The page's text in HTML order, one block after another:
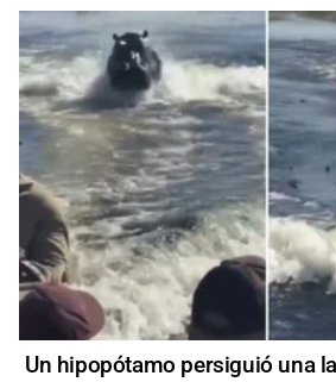
Un hipopótamo persiguió una